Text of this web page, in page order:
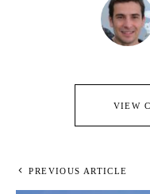
VIEW
PREVIOUS ARTICLE